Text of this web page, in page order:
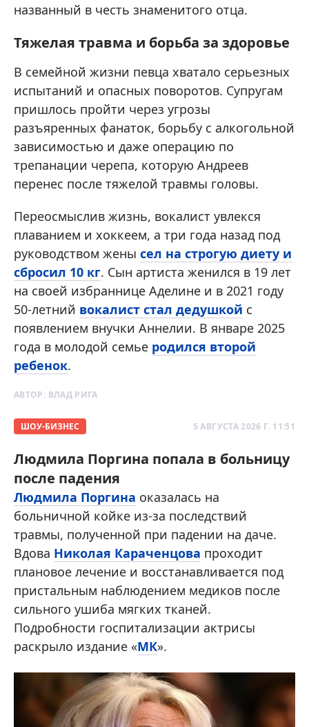
названный в честь знаменитого отца.
Тяжелая травма и борьба за здоровье
В семейной жизни певца хватало серьезных
испытаний и опасных поворотов. Супругам
пришлось пройти через угрозы
разъяренных фанаток, борьбу с алкогольной
зависимостью и даже операцию по
трепанации черепа, которую Андреев
перенес после тяжелой травмы головы.
Переосмыслив жизнь, вокалист увлекся
плаванием и хоккеем, а три года назад под
руководством жены сел на строгую диету и
сбросил 10 кг. Сын артиста женился в 19 лет
на своей избраннице Аделине и в 2021 году
50-летний вокалист стал дедушкой с
появлением внучки Аннелии. В январе 2025
года в молодой семье родился второй
ребенок.
АВТОР: ВЛАД РИГА
ШОУ-БИЗНЕС 5 АВГУСТА 2026 Г. 11:51
Людмила Поргина попала в больницу
после падения
Людмила Поргина оказалась на
больничной койке из-за последствий
травмы, полученной при падении на даче.
Вдова Николая Караченцова проходит
плановое лечение и восстанавливается под
пристальным наблюдением медиков после
сильного ушиба мягких тканей.
Подробности госпитализации актрисы
раскрыло издание «МК».